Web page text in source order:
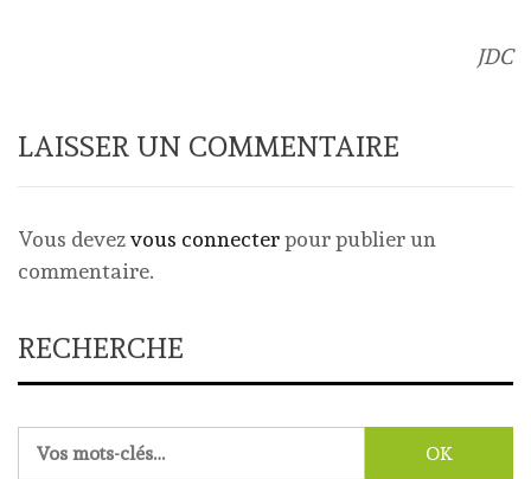
JDC
LAISSER UN COMMENTAIRE
Vous devezvous connecterpour publier un
commentaire.
RECHERCHE